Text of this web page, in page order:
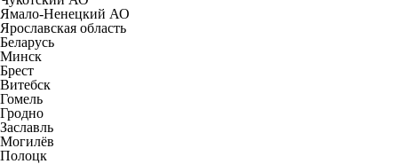
Ямало-Ненецкий АО
Ярославская область
Беларусь
Минск
Брест
Витебск
Гомель
Гродно
Заславль
Могилёв
Полоцк